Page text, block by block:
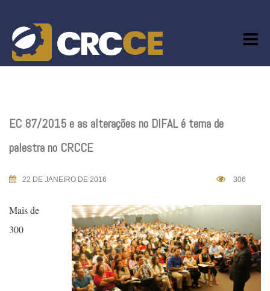
content
EC 87/2015 e as alterações no DIFAL é tema de
palestra no CRCCE
22 DE JANEIRO DE 2016 306
Mais de
300